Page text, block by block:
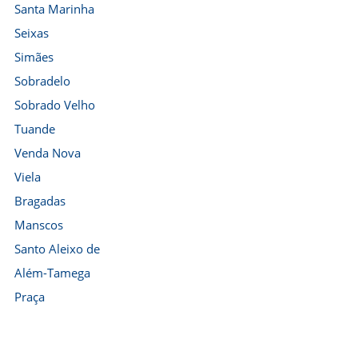
Santa Marinha
Seixas
Simães
Sobradelo
Sobrado Velho
Tuande
Venda Nova
Viela
Bragadas
Manscos
Santo Aleixo de
Além-Tamega
Praça